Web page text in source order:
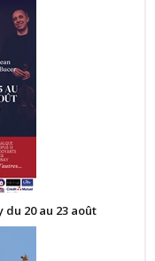
du 20 au 23 août